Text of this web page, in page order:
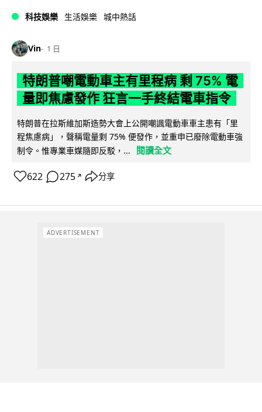
科技娛樂 生活娛樂 城中熱話
Vin 1 日
特朗普嘲電動車主有里程病 剩 75% 電
量即焦慮發作 狂言一手終結電車指令
特朗普在拉斯維加斯造勢大會上公開嘲諷電動車車主患有「里
程焦慮病」，聲稱電量剩 75% 便發作，並重申已廢除電動車強
制令。惟專業車媒隨即反駁，...
閱讀全文
622 275 ↗ 分享
ADVERTISEMENT